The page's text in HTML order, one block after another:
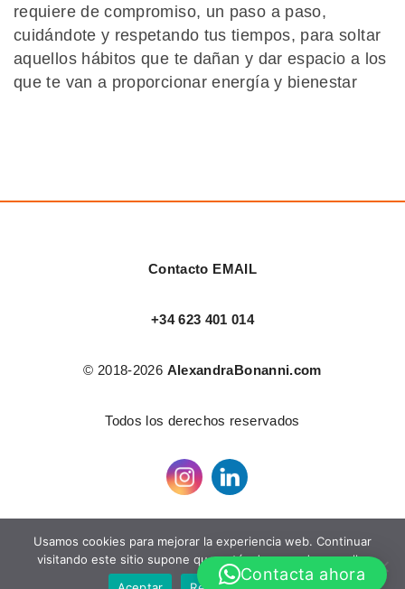
requiere de compromiso, un paso a paso,
cuidándote y respetando tus tiempos, para soltar
aquellos hábitos que te dañan y dar espacio a los
que te van a proporcionar energía y bienestar
Contacto EMAIL
+34 623 401 014
© 2018-2026 AlexandraBonanni.com
Todos los derechos reservados
Contacta ahora
Usamos cookies para mejorar la experiencia web. Continuar
visitando este sitio supone que estás de acuerdo con ello.